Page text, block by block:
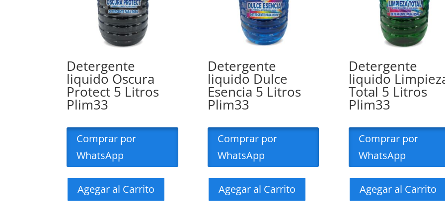
Detergente
liquido Oscura
Protect 5 Litros
Plim33
Comprar por
WhatsApp
Agegar al Carrito
Detergente
liquido Dulce
Esencia 5 Litros
Plim33
Comprar por
WhatsApp
Agegar al Carrito
Detergente
liquido
Total 5 Litros
Plim33
Comprar por
WhatsApp
Agegar al Carrito